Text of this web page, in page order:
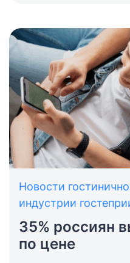
условиях. Ярким
отели в Шереметьево,
востребованы среди
Новости
индустрии
35% россиян
по цене